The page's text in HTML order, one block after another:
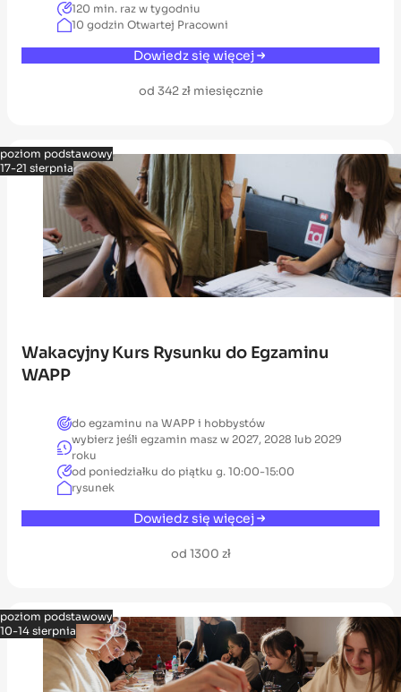
120 min. raz w tygodniu
10 godzin Otwartej Pracowni
Dowiedz się więcej
od 342 zł miesięcznie
poziom podstawowy
17-21 sierpnia
Wakacyjny Kurs Rysunku do Egzaminu
WAPP
do egzaminu na WAPP i hobbystów
wybierz jeśli egzamin masz w 2027, 2028 lub 2029
roku
od poniedziałku do piątku g. 10:00-15:00
rysunek
Dowiedz się więcej
od 1300 zł
poziom podstawowy
10-14 sierpnia